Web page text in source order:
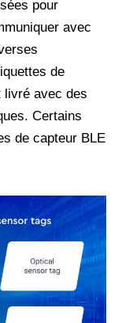
pour
avec
de
livré avec des
Certains
de capteur BLE